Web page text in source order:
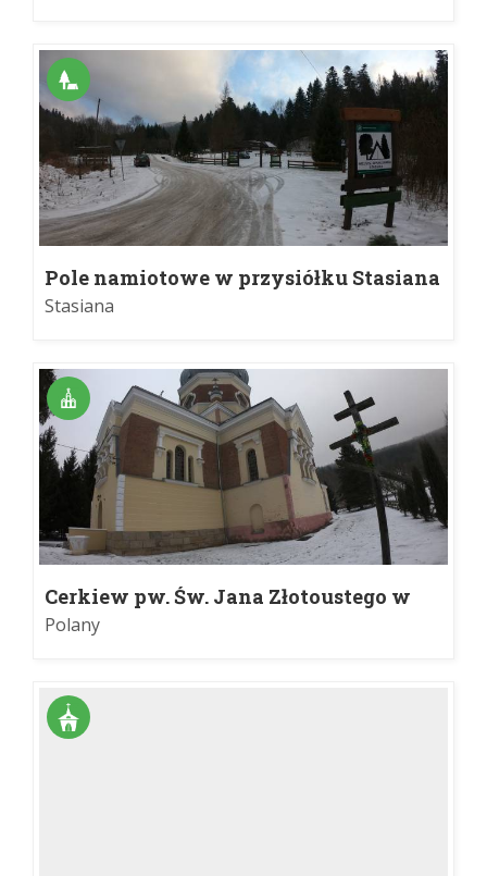
Pole namiotowe w przysiółku Stasiana
Stasiana
Cerkiew pw. Św. Jana Złotoustego w
Polanach
Polany